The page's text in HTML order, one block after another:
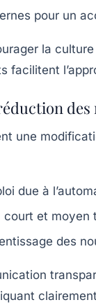
pour un
la
facilitent
des
une
due à
court et moyen
des